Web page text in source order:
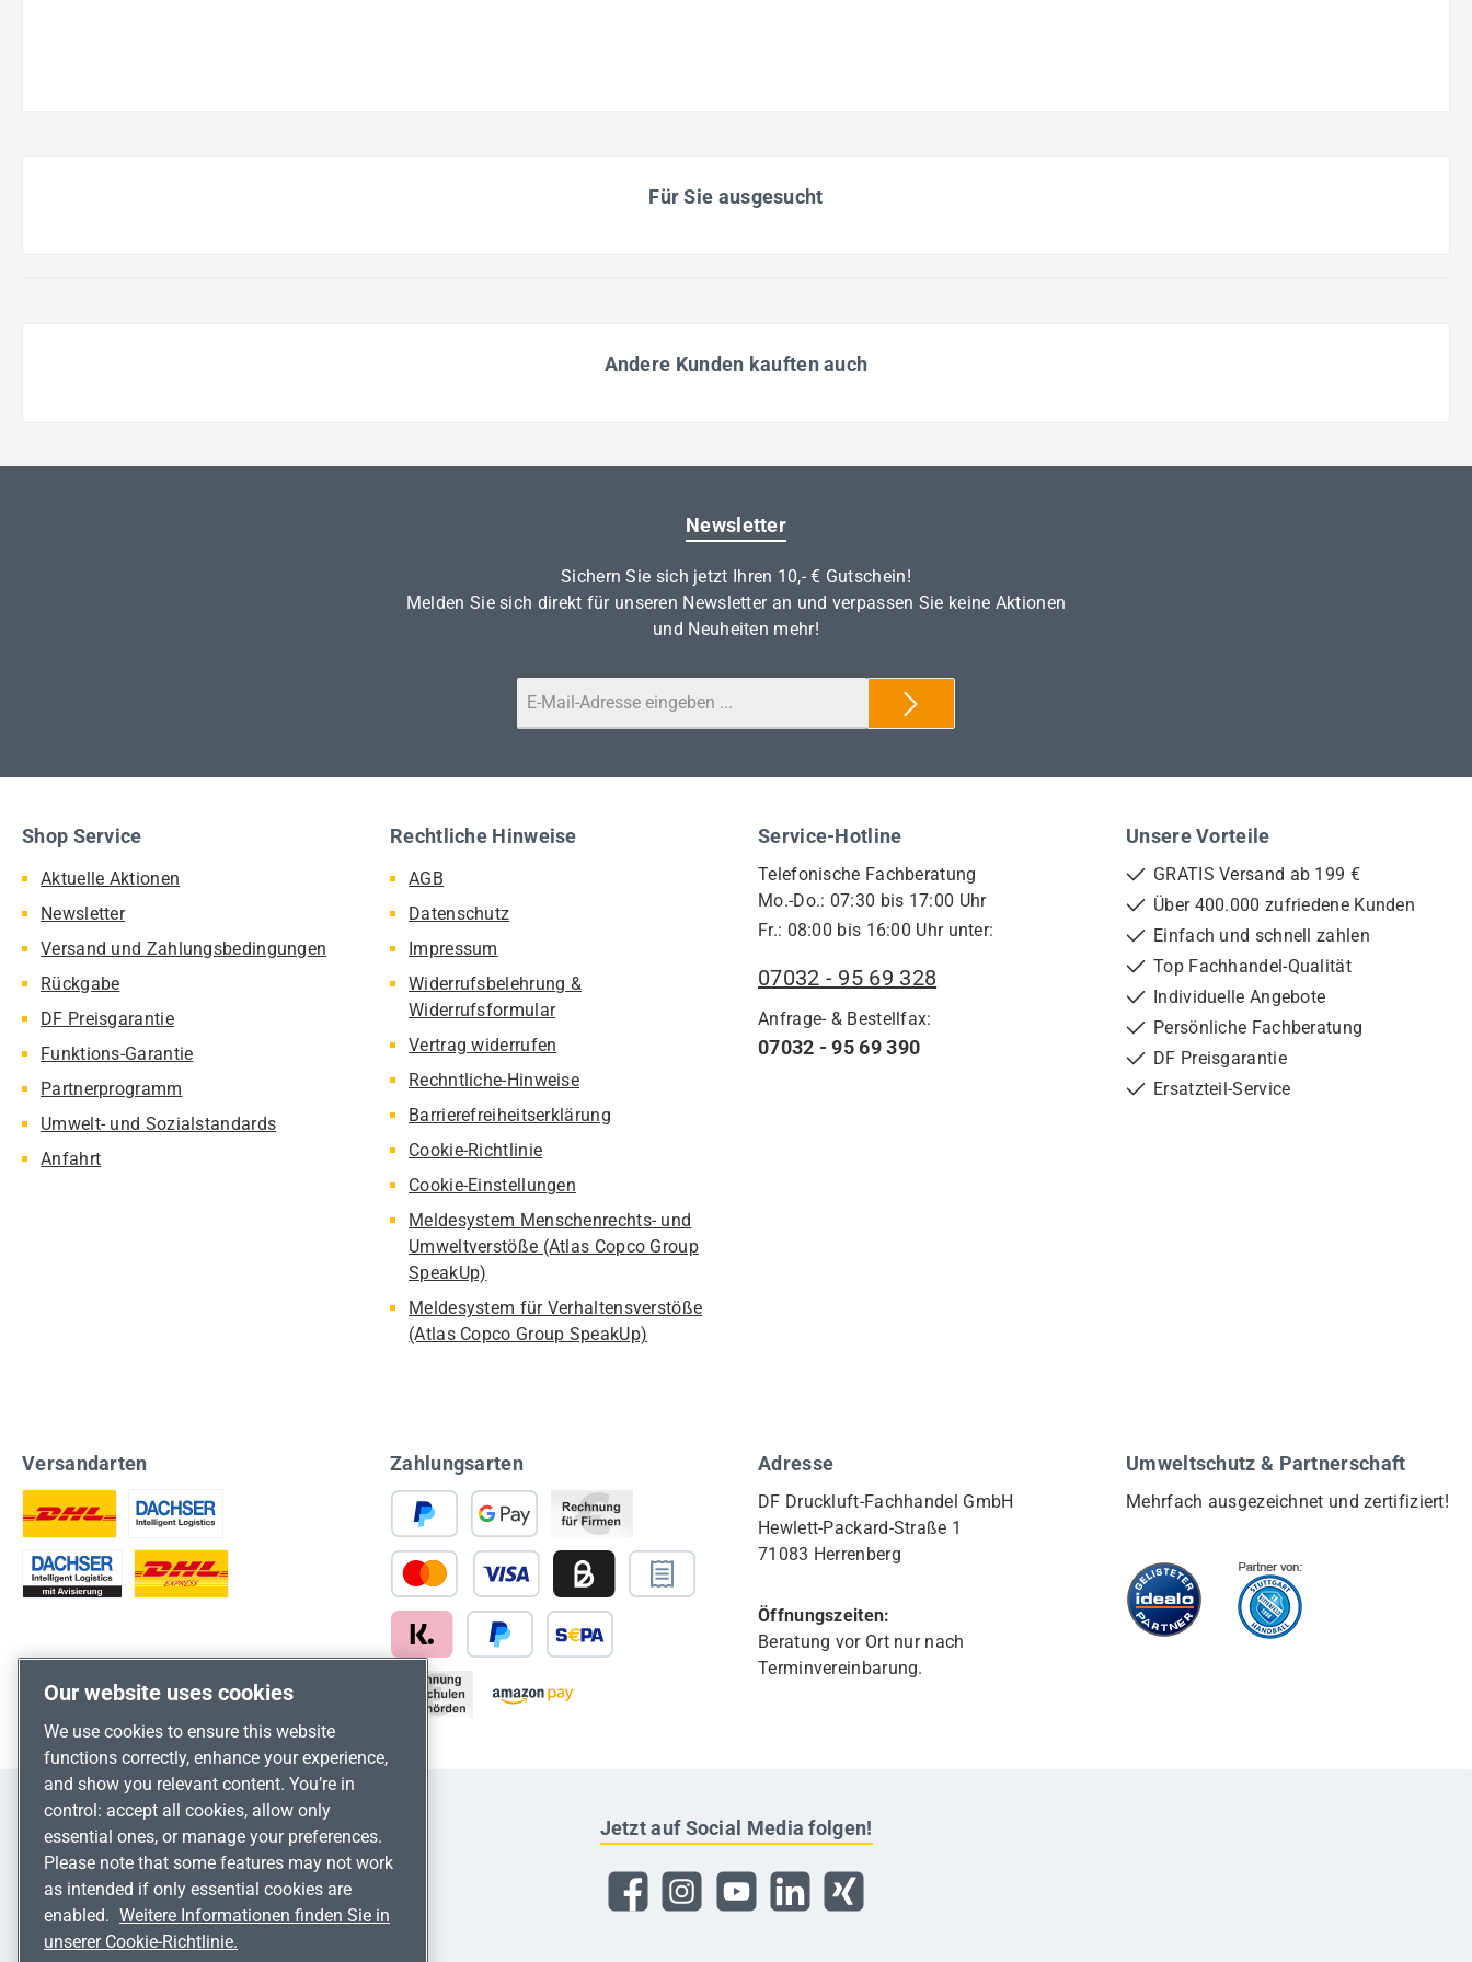
Für Sie ausgesucht
Andere Kunden kauften auch
Newsletter
Sichern Sie sich jetzt Ihren 10,- € Gutschein!
Melden Sie sich direkt für unseren Newsletter an und verpassen Sie keine Aktionen
und Neuheiten mehr!
Service-Hotline
Telefonische Fachberatung
Mo.-Do.: 07:30 bis 17:00 Uhr
Fr.: 08:00 bis 16:00 Uhr unter:
07032 - 95 69 328
Anfrage- & Bestellfax:
07032 - 95 69 390
Shop Service
Aktuelle Aktionen
Newsletter
Versand und Zahlungsbedingungen
Rückgabe
DF Preisgarantie
Funktions-Garantie
Partnerprogramm
Umwelt- und Sozialstandards
Anfahrt
Rechtliche Hinweise
AGB
Datenschutz
Impressum
Widerrufsbelehrung &
Widerrufsformular
Vertrag widerrufen
Rechntliche-Hinweise
Barrierefreiheitserklärung
Cookie-Richtlinie
Cookie-Einstellungen
Meldesystem Menschenrechts- und
Umweltverstöße (Atlas Copco Group
SpeakUp)
Meldesystem für Verhaltensverstöße
(Atlas Copco Group SpeakUp)
Unsere Vorteile
GRATIS Versand ab 199 €
Über 400.000 zufriedene Kunden
Einfach und schnell zahlen
Top Fachhandel-Qualität
Individuelle Angebote
Persönliche Fachberatung
DF Preisgarantie
Ersatzteil-Service
Versandarten Zahlungsarten Adresse
DF Druckluft-Fachhandel GmbH
Hewlett-Packard-Straße 1
71083 Herrenberg
Öffnungszeiten:
Beratung vor Ort nur nach
Terminvereinbarung.
Umweltschutz & Partnerschaft
Mehrfach ausgezeichnet und zertifiziert!
Jetzt auf Social Media folgen!
FacebookInstagramYouTubeLinkedInXing
Our website uses cookies
We use cookies to ensure this website
functions correctly, enhance your experience,
and show you relevant content. You’re in
control: accept all cookies, allow only
essential ones, or manage your preferences.
Please note that some features may not work
as intended if only essential cookies are
enabled. Weitere Informationen finden Sie in
unserer Cookie-Richtlinie.